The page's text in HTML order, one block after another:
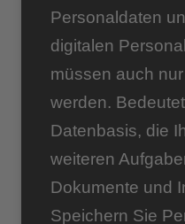
Personaldaten
digitalen
müssen auch
werden.
Datenbasis, die
weiteren
Dokumente und
Speichern Sie